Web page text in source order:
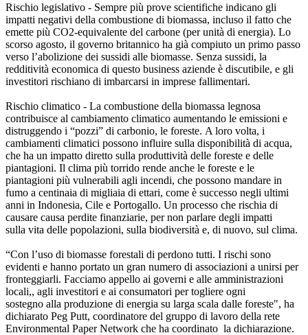
Rischio legislativo - Sempre più prove scientifiche indicano gli
impatti negativi della combustione di biomassa, incluso il fatto che
emette più CO2-equivalente del carbone (per unità di energia). Lo
scorso agosto, il governo britannico ha già compiuto un primo passo
verso l’abolizione dei sussidi alle biomasse. Senza sussidi, la
redditività economica di questo business aziende è discutibile, e gli
investitori rischiano di imbarcarsi in imprese fallimentari.
Rischio climatico - La combustione della biomassa legnosa
contribuisce al cambiamento climatico aumentando le emissioni e
distruggendo i “pozzi” di carbonio, le foreste. A loro volta, i
cambiamenti climatici possono influire sulla disponibilità di acqua,
che ha un impatto diretto sulla produttività delle foreste e delle
piantagioni. Il clima più torrido rende anche le foreste e le
piantagioni più vulnerabili agli incendi, che possono mandare in
fumo a centinaia di migliaia di ettari, come è successo negli ultimi
anni in Indonesia, Cile e Portogallo. Un processo che rischia di
causare causa perdite finanziarie, per non parlare degli impatti
sulla vita delle popolazioni, sulla biodiversità e, di nuovo, sul clima.
“Con l’uso di biomasse forestali di perdono tutti. I rischi sono
evidenti e hanno portato un gran numero di associazioni a unirsi per
fronteggiarli. Facciamo appello ai governi e alle amministrazioni
locali,, agli investitori e ai consumatori per togliere ogni
sostegno alla produzione di energia su larga scala dalle foreste", ha
dichiarato Peg Putt, coordinatore del gruppo di lavoro della rete
Environmental Paper Network che ha coordinato la dichiarazione.